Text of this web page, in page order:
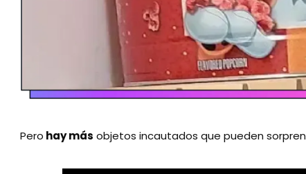
Pero hay más objetos incautados que pueden